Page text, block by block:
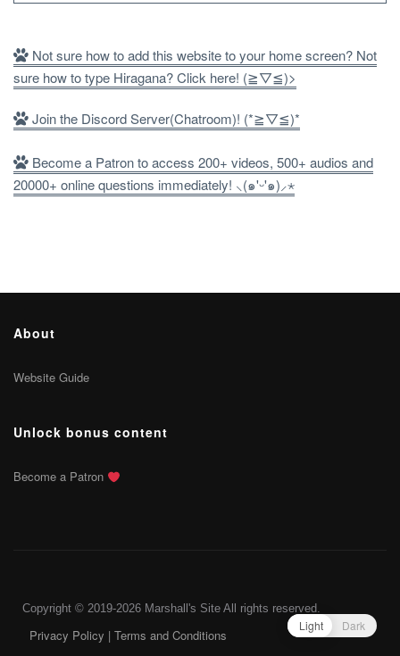
Not sure how to add this website to your home screen? Not
sure how to type Hiragana? Click here! (≧▽≦)>
Join the Discord Server(Chatroom)! (*≧▽≦)*
Become a Patron to access 200+ videos, 500+ audios and
20000+ online questions immediately! ⸜(๑'ᵕ'๑)⸝⋆
About
Website Guide
Unlock bonus content
Become a Patron
Copyright © 2019-2026 Marshall's Site All rights reserved.
Privacy Policy | Terms and Conditions
Light Dark